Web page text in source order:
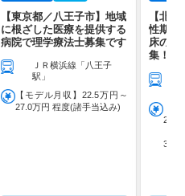
【東京都／八王子市】地域
に根ざした医療を提供する
病院で理学療法士募集です
ＪＲ横浜線「八王子
駅」
【モデル月収】22.5万円～
27.0万円 程度(諸手当込み)
【北
性期か
床の病
集！
23.6
380